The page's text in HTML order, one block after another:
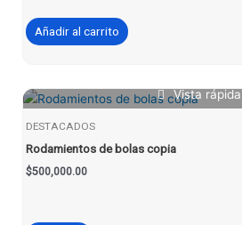
Añadir al carrito
Vista rápida
DESTACADOS
Rodamientos de bolas copia
$500,000.00